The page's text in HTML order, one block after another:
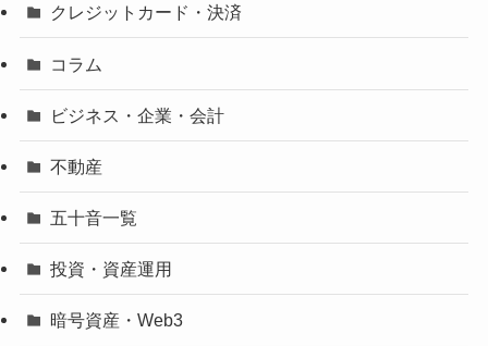
クレジットカード・決済
コラム
ビジネス・企業・会計
不動産
五十音一覧
投資・資産運用
暗号資産・Web3